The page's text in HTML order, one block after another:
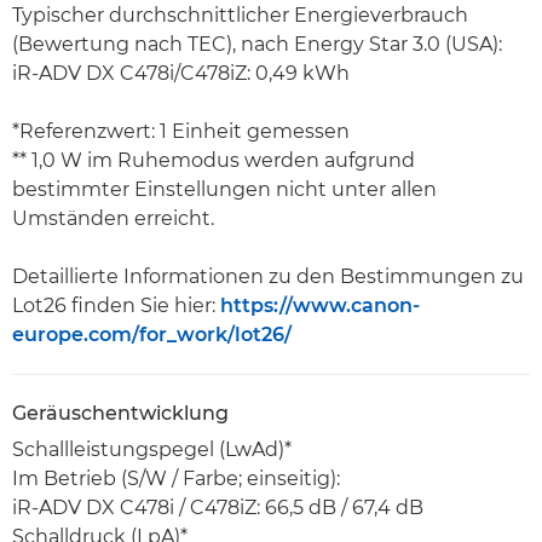
Typischer durchschnittlicher Energieverbrauch
(Bewertung nach TEC), nach Energy Star 3.0 (USA):
iR-ADV DX C478i/C478iZ: 0,49 kWh
*Referenzwert: 1 Einheit gemessen
** 1,0 W im Ruhemodus werden aufgrund
bestimmter Einstellungen nicht unter allen
Umständen erreicht.
Detaillierte Informationen zu den Bestimmungen zu
Lot26 finden Sie hier: https://www.canon-
europe.com/for_work/lot26/
Geräuschentwicklung
Schallleistungspegel (LwAd)*
Im Betrieb (S/W / Farbe; einseitig):
iR-ADV DX C478i / C478iZ: 66,5 dB / 67,4 dB
Schalldruck (LpA)*